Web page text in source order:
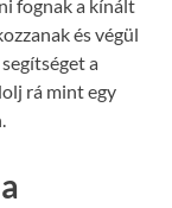
fognak a kínált
és végül
a
rá mint egy